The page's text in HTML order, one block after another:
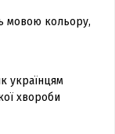
мовою кольору,
українцям
хвороби